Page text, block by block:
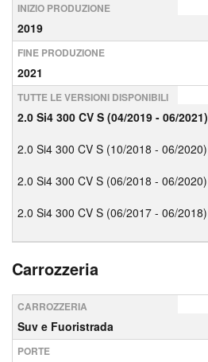
INIZIO PRODUZIONE
2019
FINE PRODUZIONE
2021
TUTTE LE VERSIONI DISPONIBILI
2.0 Si4 300 CV S (04/2019 - 06/2021)
2.0 Si4 300 CV S (10/2018 - 06/2020)
2.0 Si4 300 CV S (06/2018 - 06/2020)
2.0 Si4 300 CV S (06/2017 - 06/2018)
Carrozzeria
CARROZZERIA
Suv e Fuoristrada
PORTE